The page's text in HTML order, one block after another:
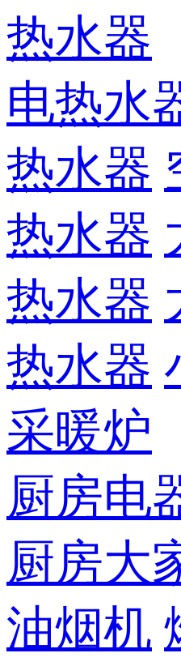
热水器
电热水
热水器
热水器
热水器
热水器
采暖炉
厨房电
厨房大
油烟机